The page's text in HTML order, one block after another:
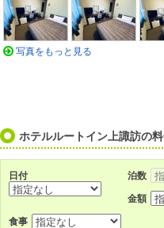
写真をもっと見る
ホテルルートイン上諏訪の
日付 泊数
金額
食事